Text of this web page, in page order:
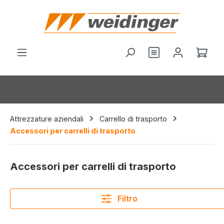
principale
Hai 0 articoliIl
Attrezzature aziendali
Carrello di trasporto
Accessori per carrelli di trasporto
Accessori per carrelli di trasporto
Filtro